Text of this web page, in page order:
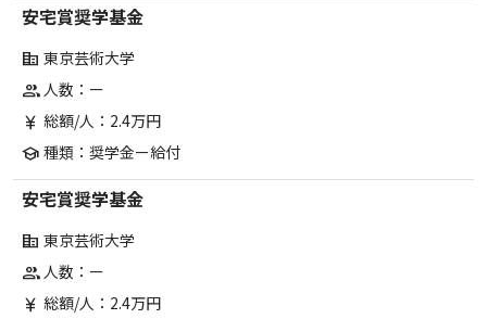
安宅賞奨学基金
corporate_fare 東京芸術大学
group人数：ー
currency_yen 総額/人：2.4万円
school 種類：奨学金ー給付
安宅賞奨学基金
corporate_fare 東京芸術大学
group人数：ー
currency_yen 総額/人：2.4万円